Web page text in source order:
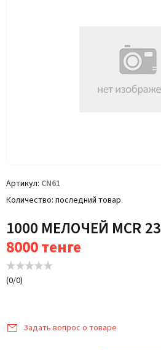
Артикул CN61
Количество последний товар
1000 МЕЛОЧЕЙ MCR
8000тенге
(0/0)
Задать вопрос о товаре